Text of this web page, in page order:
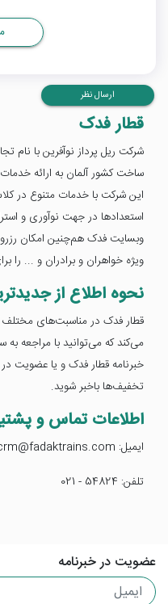
ارسال نظر
قطار فدک
ساخت کشور آلمان به ارائه
این شرکت با خدمات متنوع در
استعدادها در جهت نوآوری و
وبسایت فدک هم‌چنین امکان رزرو
ویژه خواهران و برادران و ... را
نحوه اطلاع از
قطار فدک در مناسبت‌های مختلف
می‌کند که می‌توانید با مراجعه
خبرنامه قطار فدک و یا عضویت
تخفیف‌ها باخبر شوید.
اطلاعات تماس و
ایمیل: crm@fadaktrains.com
تلفن: 54824 - 021
عضویت در خبرنامه